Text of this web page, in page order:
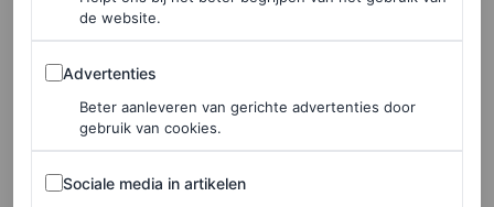
de website.
Advertenties
Advertenties
Beter aanleveren van gerichte advertenties door
gebruik van cookies.
Sociale media in artikelen
Sociale media in artikelen